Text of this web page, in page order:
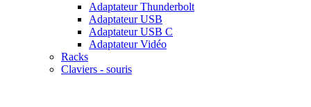
Adaptateur Thunderbolt
Adaptateur USB
Adaptateur USB C
Adaptateur Vidéo
Racks
Claviers - souris